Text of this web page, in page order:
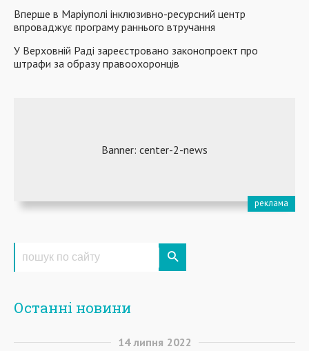
Вперше в Маріуполі інклюзивно-ресурсний центр
впроваджує програму раннього втручання
У Верховній Раді зареєстровано законопроект про
штрафи за образу правоохоронців
Останні новини
14 липня 2022